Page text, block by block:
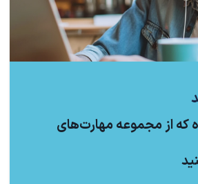
که از مجموعه مهارت‌های